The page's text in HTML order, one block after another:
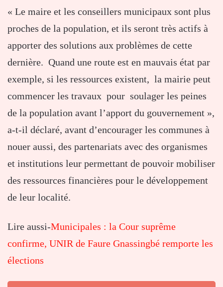
« Le maire et les conseillers municipaux sont plus
proches de la population, et ils seront très actifs à
apporter des solutions aux problèmes de cette
dernière. Quand une route est en mauvais état par
exemple, si les ressources existent, la mairie peut
commencer les travaux pour soulager les peines
de la population avant l’apport du gouvernement »,
a-t-il déclaré, avant d’encourager les communes à
nouer aussi, des partenariats avec des organismes
et institutions leur permettant de pouvoir mobiliser
des ressources financières pour le développement
de leur localité.
Lire aussi-Municipales : la Cour suprême
confirme, UNIR de Faure Gnassingbé remporte les
élections